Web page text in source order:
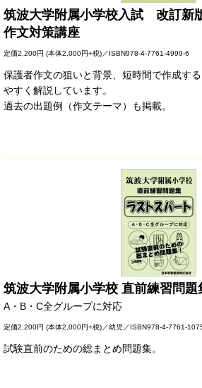
筑波大学附属小学校入試 改訂新
作文対策講座
定価2,200円 (本体2,000円+税)／ISBN978-4-7761-4999-6
保護者作文の狙いと背景、短時間で作成す
やすく解説しています。
過去の出題例（作文テーマ）も掲載。
筑波大学附属小学校 直前練習問題
A・B・C全グループに対応
定価2,200円 (本体2,000円+税)／幼児／ISBN978-4-7761-
試験直前のための総まとめ問題集。